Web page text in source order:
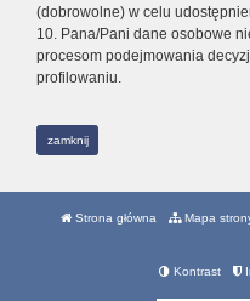
(dobrowolne) w celu
10. Pana/Pani dane osobowe
procesom podejmowania
profilowaniu.
zamknij
Strona główna Mapa
Kontrast